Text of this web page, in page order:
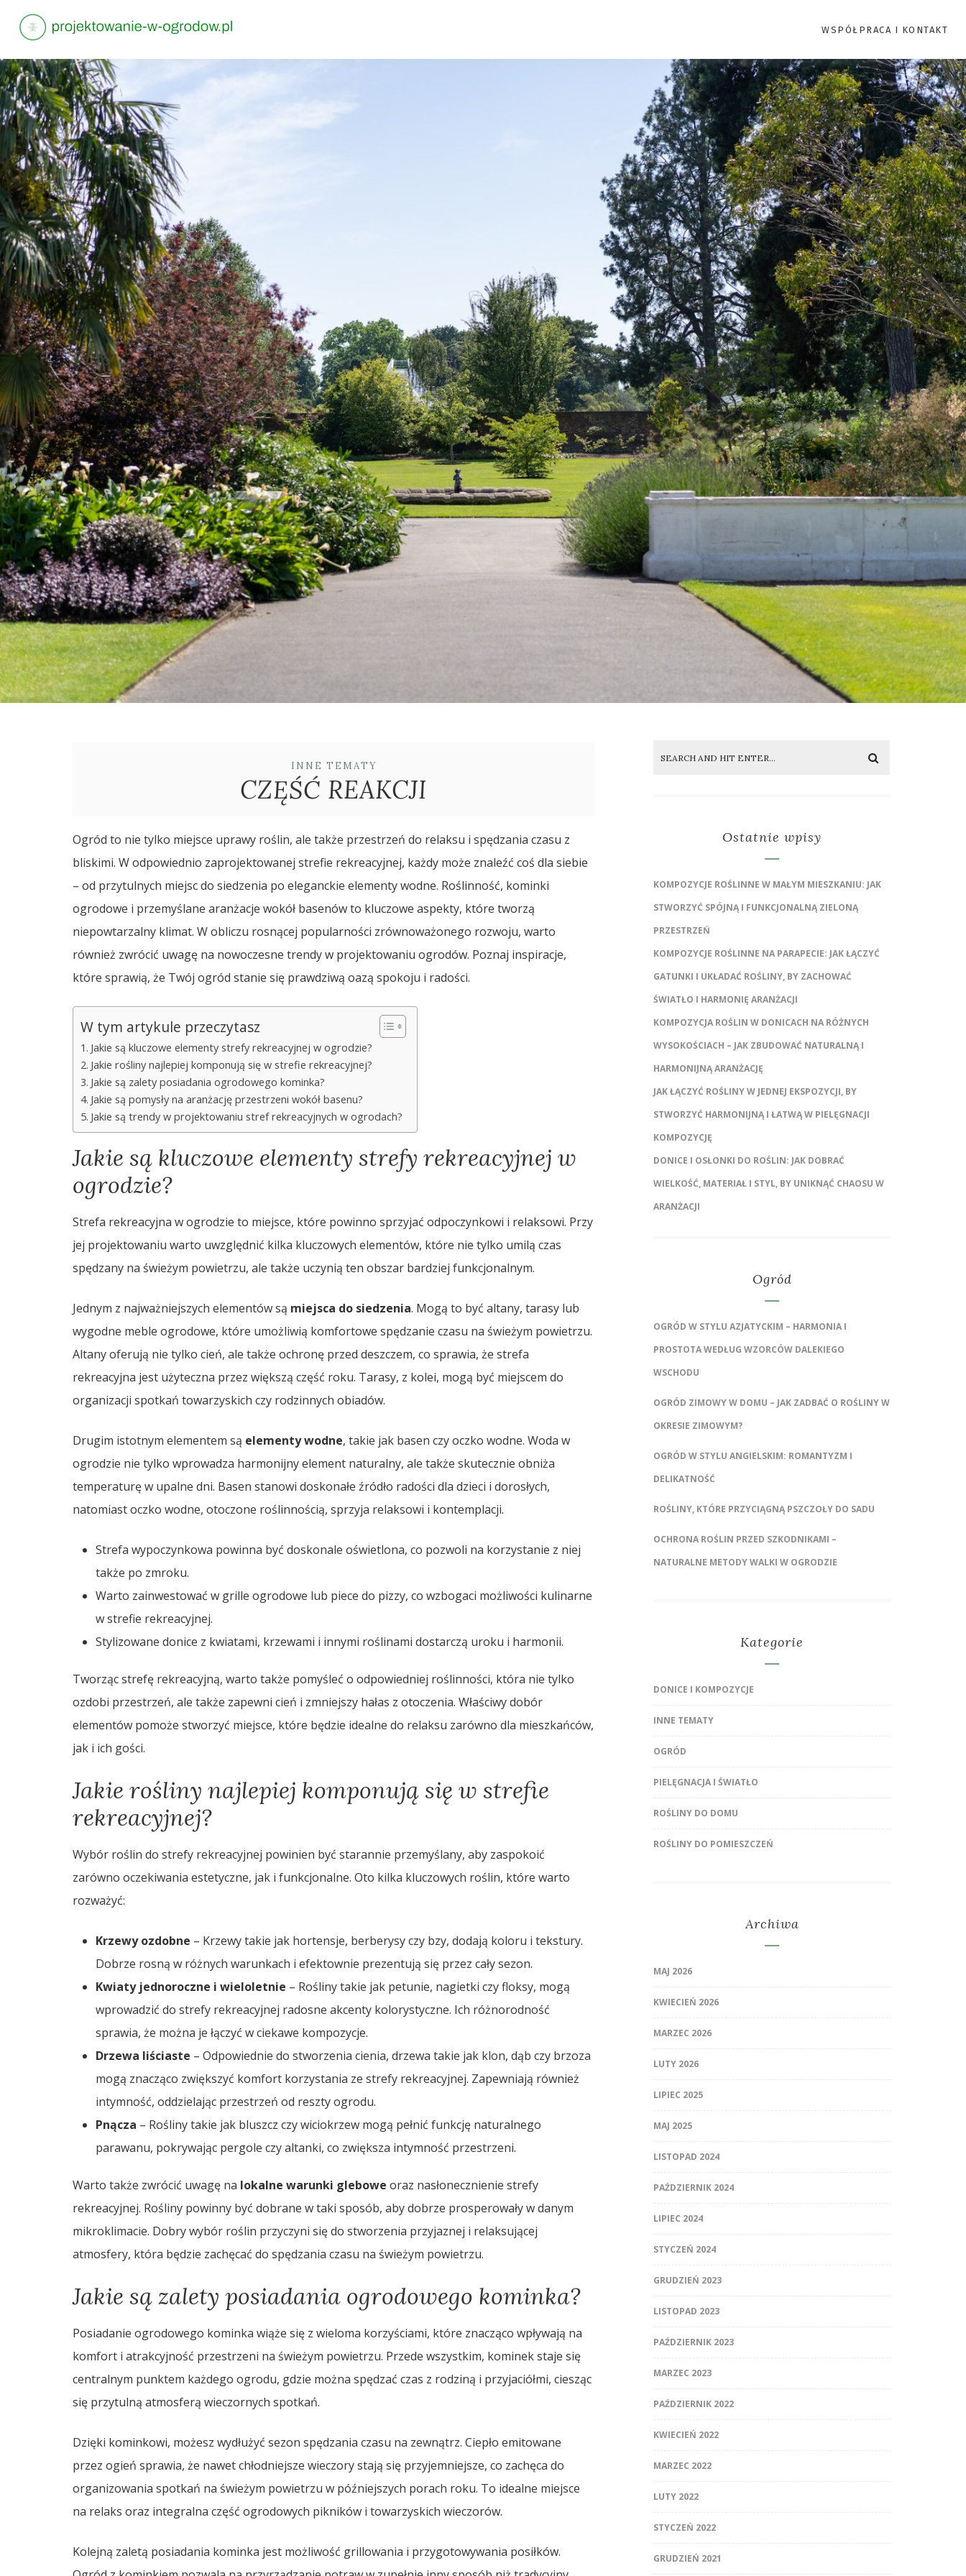
WSPÓŁPRACA I KONTAKT
INNE TEMATY
CZĘŚĆ REAKCJI
Ogród to nie tylko miejsce uprawy roślin, ale także przestrzeń do relaksu i spędzania czasu z
bliskimi. W odpowiednio zaprojektowanej strefie rekreacyjnej, każdy może znaleźć coś dla siebie
– od przytulnych miejsc do siedzenia po eleganckie elementy wodne. Roślinność, kominki
ogrodowe i przemyślane aranżacje wokół basenów to kluczowe aspekty, które tworzą
niepowtarzalny klimat. W obliczu rosnącej popularności zrównoważonego rozwoju, warto
również zwrócić uwagę na nowoczesne trendy w projektowaniu ogrodów. Poznaj inspiracje,
które sprawią, że Twój ogród stanie się prawdziwą oazą spokoju i radości.
W tym artykule przeczytasz
Jakie są kluczowe elementy strefy rekreacyjnej w ogrodzie?
Jakie rośliny najlepiej komponują się w strefie rekreacyjnej?
Jakie są zalety posiadania ogrodowego kominka?
Jakie są pomysły na aranżację przestrzeni wokół basenu?
Jakie są trendy w projektowaniu stref rekreacyjnych w ogrodach?
Jakie są kluczowe elementy strefy rekreacyjnej w
ogrodzie?
Strefa rekreacyjna w ogrodzie to miejsce, które powinno sprzyjać odpoczynkowi i relaksowi. Przy
jej projektowaniu warto uwzględnić kilka kluczowych elementów, które nie tylko umilą czas
spędzany na świeżym powietrzu, ale także uczynią ten obszar bardziej funkcjonalnym.
Jednym z najważniejszych elementów są miejsca do siedzenia. Mogą to być altany, tarasy lub
wygodne meble ogrodowe, które umożliwią komfortowe spędzanie czasu na świeżym powietrzu.
Altany oferują nie tylko cień, ale także ochronę przed deszczem, co sprawia, że strefa
rekreacyjna jest użyteczna przez większą część roku. Tarasy, z kolei, mogą być miejscem do
organizacji spotkań towarzyskich czy rodzinnych obiadów.
Drugim istotnym elementem są elementy wodne, takie jak basen czy oczko wodne. Woda w
ogrodzie nie tylko wprowadza harmonijny element naturalny, ale także skutecznie obniża
temperaturę w upalne dni. Basen stanowi doskonałe źródło radości dla dzieci i dorosłych,
natomiast oczko wodne, otoczone roślinnością, sprzyja relaksowi i kontemplacji.
Strefa wypoczynkowa powinna być doskonale oświetlona, co pozwoli na korzystanie z niej
także po zmroku.
Warto zainwestować w grille ogrodowe lub piece do pizzy, co wzbogaci możliwości kulinarne
w strefie rekreacyjnej.
Stylizowane donice z kwiatami, krzewami i innymi roślinami dostarczą uroku i harmonii.
Tworząc strefę rekreacyjną, warto także pomyśleć o odpowiedniej roślinności, która nie tylko
ozdobi przestrzeń, ale także zapewni cień i zmniejszy hałas z otoczenia. Właściwy dobór
elementów pomoże stworzyć miejsce, które będzie idealne do relaksu zarówno dla mieszkańców,
jak i ich gości.
Jakie rośliny najlepiej komponują się w strefie
rekreacyjnej?
Wybór roślin do strefy rekreacyjnej powinien być starannie przemyślany, aby zaspokoić
zarówno oczekiwania estetyczne, jak i funkcjonalne. Oto kilka kluczowych roślin, które warto
rozważyć:
Krzewy ozdobne – Krzewy takie jak hortensje, berberysy czy bzy, dodają koloru i tekstury.
Dobrze rosną w różnych warunkach i efektownie prezentują się przez cały sezon.
Kwiaty jednoroczne i wieloletnie – Rośliny takie jak petunie, nagietki czy floksy, mogą
wprowadzić do strefy rekreacyjnej radosne akcenty kolorystyczne. Ich różnorodność
sprawia, że można je łączyć w ciekawe kompozycje.
Drzewa liściaste – Odpowiednie do stworzenia cienia, drzewa takie jak klon, dąb czy brzoza
mogą znacząco zwiększyć komfort korzystania ze strefy rekreacyjnej. Zapewniają również
intymność, oddzielając przestrzeń od reszty ogrodu.
Pnącza – Rośliny takie jak bluszcz czy wiciokrzew mogą pełnić funkcję naturalnego
parawanu, pokrywając pergole czy altanki, co zwiększa intymność przestrzeni.
Warto także zwrócić uwagę na lokalne warunki glebowe oraz nasłonecznienie strefy
rekreacyjnej. Rośliny powinny być dobrane w taki sposób, aby dobrze prosperowały w danym
mikroklimacie. Dobry wybór roślin przyczyni się do stworzenia przyjaznej i relaksującej
atmosfery, która będzie zachęcać do spędzania czasu na świeżym powietrzu.
Jakie są zalety posiadania ogrodowego kominka?
Posiadanie ogrodowego kominka wiąże się z wieloma korzyściami, które znacząco wpływają na
komfort i atrakcyjność przestrzeni na świeżym powietrzu. Przede wszystkim, kominek staje się
centralnym punktem każdego ogrodu, gdzie można spędzać czas z rodziną i przyjaciółmi, ciesząc
się przytulną atmosferą wieczornych spotkań.
Dzięki kominkowi, możesz wydłużyć sezon spędzania czasu na zewnątrz. Ciepło emitowane
przez ogień sprawia, że nawet chłodniejsze wieczory stają się przyjemniejsze, co zachęca do
organizowania spotkań na świeżym powietrzu w późniejszych porach roku. To idealne miejsce
na relaks oraz integralna część ogrodowych pikników i towarzyskich wieczorów.
Kolejną zaletą posiadania kominka jest możliwość grillowania i przygotowywania posiłków.
Ostatnie wpisy
KOMPOZYCJE ROŚLINNE W MAŁYM MIESZKANIU: JAK
STWORZYĆ SPÓJNĄ I FUNKCJONALNĄ ZIELONĄ
PRZESTRZEŃ
KOMPOZYCJE ROŚLINNE NA PARAPECIE: JAK ŁĄCZYĆ
GATUNKI I UKŁADAĆ ROŚLINY, BY ZACHOWAĆ
ŚWIATŁO I HARMONIĘ ARANŻACJI
KOMPOZYCJA ROŚLIN W DONICACH NA RÓŻNYCH
WYSOKOŚCIACH – JAK ZBUDOWAĆ NATURALNĄ I
HARMONIJNĄ ARANŻACJĘ
JAK ŁĄCZYĆ ROŚLINY W JEDNEJ EKSPOZYCJI, BY
STWORZYĆ HARMONIJNĄ I ŁATWĄ W PIELĘGNACJI
KOMPOZYCJĘ
DONICE I OSŁONKI DO ROŚLIN: JAK DOBRAĆ
WIELKOŚĆ, MATERIAŁ I STYL, BY UNIKNĄĆ CHAOSU W
ARANŻACJI
Ogród
OGRÓD W STYLU AZJATYCKIM – HARMONIA I
PROSTOTA WEDŁUG WZORCÓW DALEKIEGO
WSCHODU
OGRÓD ZIMOWY W DOMU – JAK ZADBAĆ O ROŚLINY W
OKRESIE ZIMOWYM?
OGRÓD W STYLU ANGIELSKIM: ROMANTYZM I
DELIKATNOŚĆ
ROŚLINY, KTÓRE PRZYCIĄGNĄ PSZCZOŁY DO SADU
OCHRONA ROŚLIN PRZED SZKODNIKAMI –
NATURALNE METODY WALKI W OGRODZIE
Kategorie
DONICE I KOMPOZYCJE
INNE TEMATY
OGRÓD
PIELĘGNACJA I ŚWIATŁO
ROŚLINY DO DOMU
ROŚLINY DO POMIESZCZEŃ
Archiwa
MAJ 2026
KWIECIEŃ 2026
MARZEC 2026
LUTY 2026
LIPIEC 2025
MAJ 2025
LISTOPAD 2024
PAŹDZIERNIK 2024
LIPIEC 2024
STYCZEŃ 2024
GRUDZIEŃ 2023
LISTOPAD 2023
PAŹDZIERNIK 2023
MARZEC 2023
PAŹDZIERNIK 2022
KWIECIEŃ 2022
MARZEC 2022
LUTY 2022
STYCZEŃ 2022
GRUDZIEŃ 2021